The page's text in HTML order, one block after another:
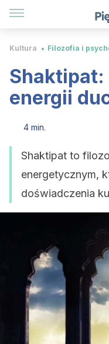
Kultura Filozofia i
energii
4 min.
Shaktipat to
energetycznym,
doświadczenia